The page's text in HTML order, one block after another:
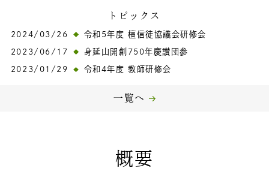
トピックス
2024/03/26 令和5年度 檀信徒協議会研修会
2023/06/17 身延山開創750年慶讃団参
2023/01/29 令和4年度 教師研修会
一覧へ
概要